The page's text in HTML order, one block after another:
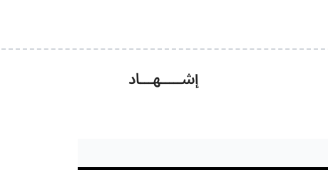
إشـــــهـــاد